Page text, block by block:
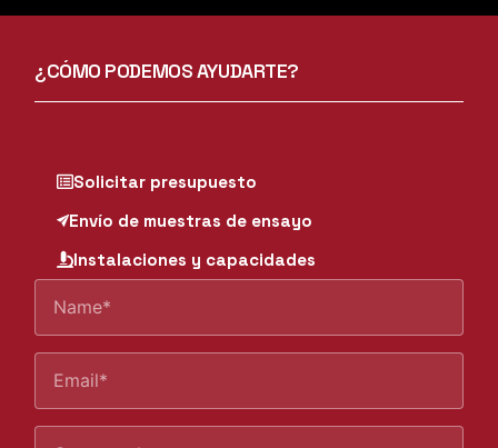
¿CÓMO PODEMOS AYUDARTE?
Solicitar presupuesto
Envío de muestras de ensayo
Instalaciones y capacidades